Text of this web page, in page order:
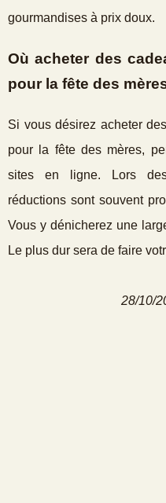
gourmandises à prix doux.
Où acheter des
pour la fête des
Si vous désirez acheter
pour la fête des mères,
sites en ligne. Lors
réductions sont souvent
Vous y dénicherez une
Le plus dur sera de faire
28/10/